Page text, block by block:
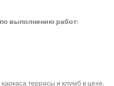
выполнению работ:
террасы и клумб в цехе.